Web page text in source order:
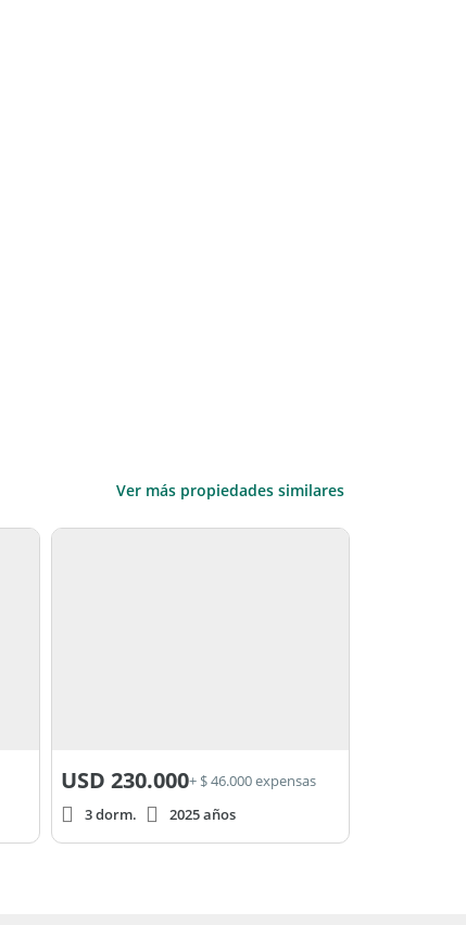
Ver más propiedades similares
USD 230.000+ $ 46.000 expensas
3 dorm.
2025 años